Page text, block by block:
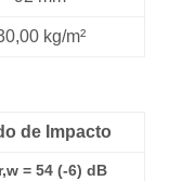
kg/m²
de Impacto
= 54 (-6) dB